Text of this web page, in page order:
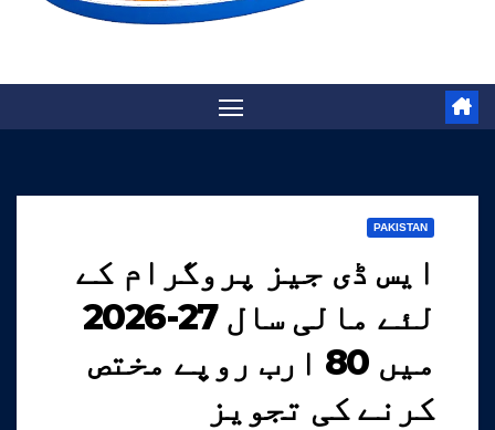
PAKISTAN
ایس ڈی جیز پروگرام کے
لئے مالی سال 27-2026
میں 80 ارب روپے مختص
کرنے کی تجویز